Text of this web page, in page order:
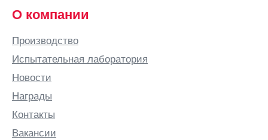
О компании
Производство
Испытательная лаборатория
Новости
Награды
Контакты
Вакансии